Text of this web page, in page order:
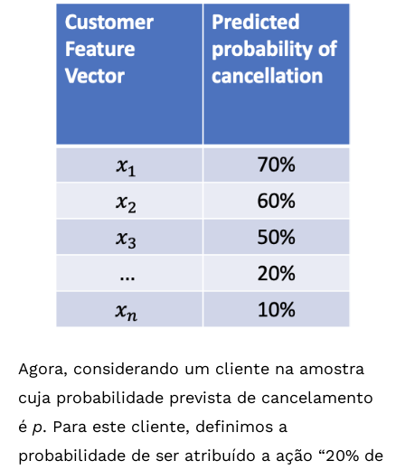
Agora, considerando um cliente na amostra
cuja probabilidade prevista de cancelamento
é p. Para este cliente, definimos a
probabilidade de ser atribuído a ação “20% de